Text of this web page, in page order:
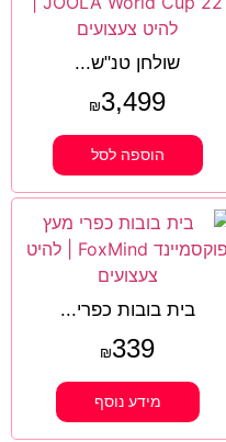
שולחן טנ"ש...
₪3,499
הוספה לסל
בית בובות כפרי...
₪339
מידע נוסף